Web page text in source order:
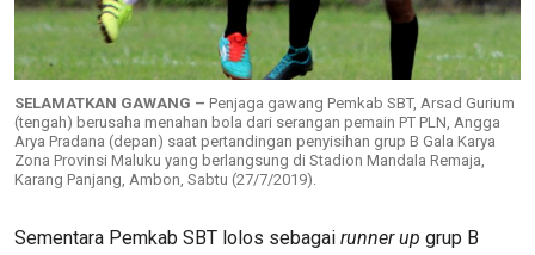
SELAMATKAN GAWANG – Penjaga gawang Pemkab SBT, Arsad Gurium
(tengah) berusaha menahan bola dari serangan pemain PT PLN, Angga
Arya Pradana (depan) saat pertandingan penyisihan grup B Gala Karya
Zona Provinsi Maluku yang berlangsung di Stadion Mandala Remaja,
Karang Panjang, Ambon, Sabtu (27/7/2019).
Sementara Pemkab SBT lolos sebagai runner up grup B